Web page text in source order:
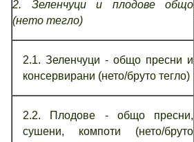
2. Зеленчуци и плодове общо
(нето тегло)
2.1. Зеленчуци - общо пресни и
консервирани (нето/бруто тегло)
2.2. Плодове - общо пресни,
сушени, компоти (нето/бруто